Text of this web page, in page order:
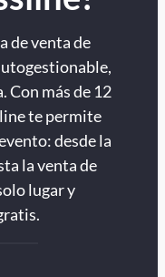
de venta de
Con más de 12
te permite
desde la
la venta de
lugar y